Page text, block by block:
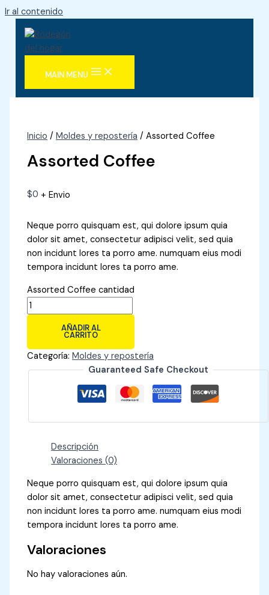
Ir al contenido
MAIN MENU
Inicio /Moldes y repostería / Assorted Coffee
Assorted Coffee
$0 + Envio
Neque porro quisquam est, qui dolore ipsum quia
dolor sit amet, consectetur adipisci velit, sed quia
non incidunt lores ta porro ame. numquam eius modi
tempora incidunt lores ta porro ame.
Assorted Coffee cantidad
AÑADIR AL
CARRITO
Categoría:Moldes y repostería
Guaranteed Safe Checkout
Descripción
Valoraciones (0)
Neque porro quisquam est, qui dolore ipsum quia
dolor sit amet, consectetur adipisci velit, sed quia
non incidunt lores ta porro ame. numquam eius modi
tempora incidunt lores ta porro ame.
Valoraciones
No hay valoraciones aún.